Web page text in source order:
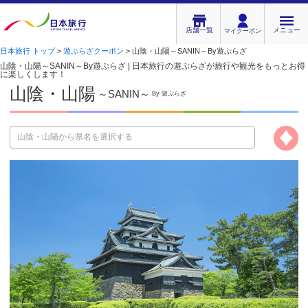
店舗一覧 マイクーポン メニュー
日本旅行 トップ> 遊ぷらざクーポン > 山陰・山陽～SANIN～By遊ぷらざ
山陰・山陽～SANIN～By遊ぷらざ | 日本旅行の遊ぷらざが旅行や観光をもっとお得
に楽しくします！
山陰・山陽 ～SANIN～ By 遊ぷらざ
山陰・山陽から県名を選択する